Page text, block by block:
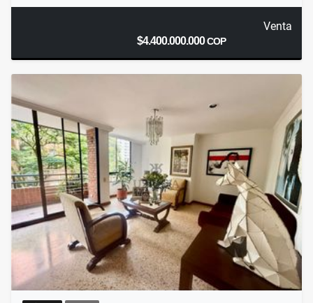
Venta
$4.400.000.000COP